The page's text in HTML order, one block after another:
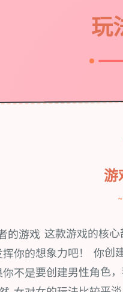
玩
游
的游戏 这款游戏的核
你的想象力吧！ 你创
不是要创建男性角色